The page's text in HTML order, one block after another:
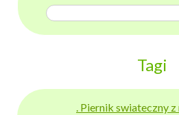
Tagi
. Piernik swiateczny